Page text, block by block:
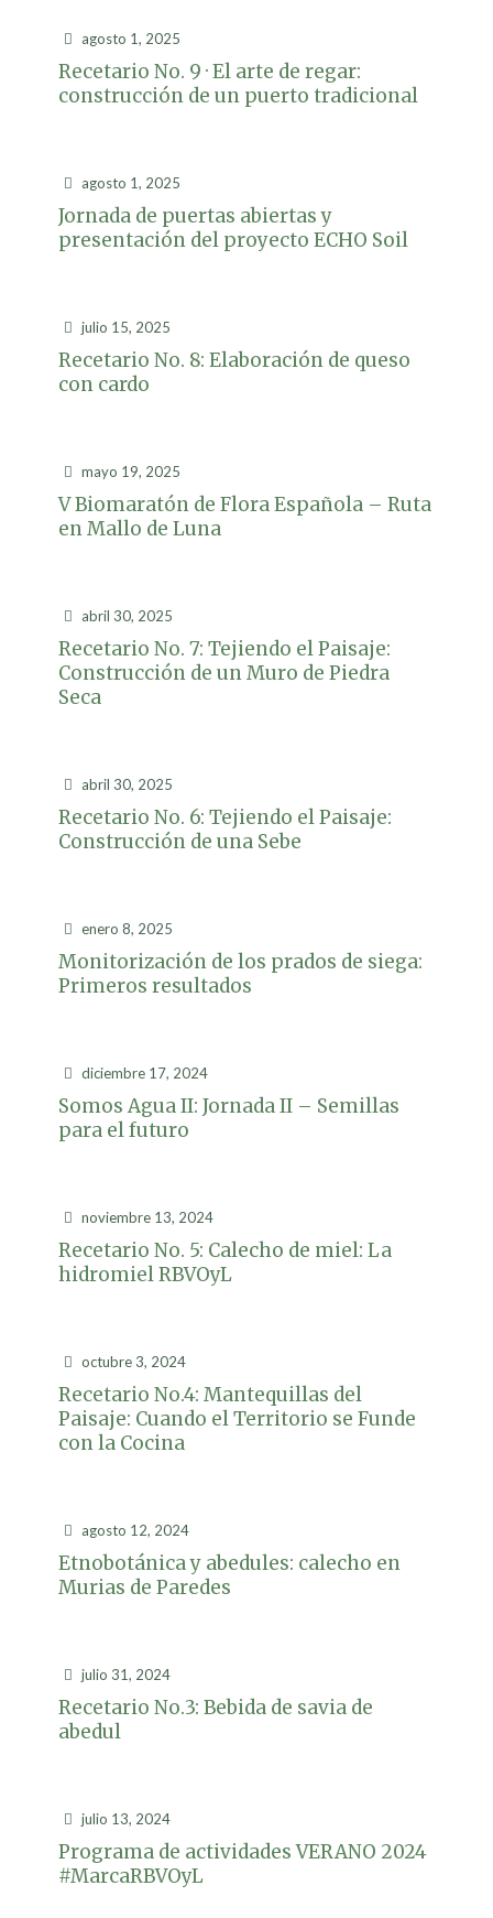
agosto 1, 2025
Recetario No. 9 · El arte de regar:
construcción de un puerto tradicional
agosto 1, 2025
Jornada de puertas abiertas y
presentación del proyecto ECHO Soil
julio 15, 2025
Recetario No. 8: Elaboración de queso
con cardo
mayo 19, 2025
V Biomaratón de Flora Española – Ruta
en Mallo de Luna
abril 30, 2025
Recetario No. 7: Tejiendo el Paisaje:
Construcción de un Muro de Piedra
Seca
abril 30, 2025
Recetario No. 6: Tejiendo el Paisaje:
Construcción de una Sebe
enero 8, 2025
Monitorización de los prados de siega:
Primeros resultados
diciembre 17, 2024
Somos Agua II: Jornada II – Semillas
para el futuro
noviembre 13, 2024
Recetario No. 5: Calecho de miel: La
hidromiel RBVOyL
octubre 3, 2024
Recetario No.4: Mantequillas del
Paisaje: Cuando el Territorio se Funde
con la Cocina
agosto 12, 2024
Etnobotánica y abedules: calecho en
Murias de Paredes
julio 31, 2024
Recetario No.3: Bebida de savia de
abedul
julio 13, 2024
Programa de actividades VERANO 2024
#MarcaRBVOyL